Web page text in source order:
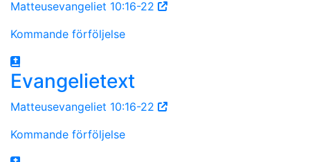
Matteusevangeliet 10:16-22
Kommande förföljelse
Evangelietext
Matteusevangeliet 10:16-22
Kommande förföljelse